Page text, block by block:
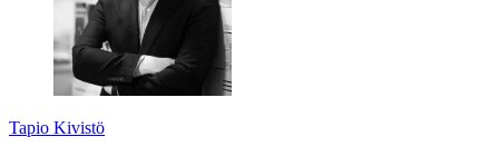
Tapio Kivistö